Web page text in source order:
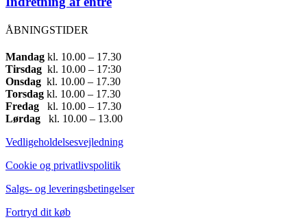
ÅBNINGSTIDER
Mandag ​ kl. 10.00 – 17.30​
Tirsdag ​ kl. 10.00 – 17:30​
Onsdag ​ kl. 10.00 – 17.30​
Torsdag ​ kl. 10.00 – 17.30​
Fredag ​ kl. 10.00 – 17.30​
Lørdag ​ kl. 10.00 – 13.00
Vedligeholdelsesvejledning
Cookie og privatlivspolitik
Salgs- og leveringsbetingelser
Fortryd dit køb